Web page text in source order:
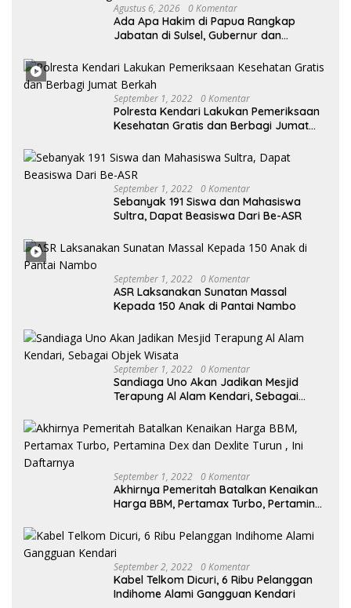
Agustus 6, 2026 0 Komentar
Ada Apa Hakim di Papua Rangkap
Jabatan di Sulsel, Gubernur dan
Desak KY – MA Turun Tangan
September 1, 2022 0 Komentar
Polresta Kendari Lakukan Pemeriksaan
Kesehatan Gratis dan Berbagi Jumat
September 1, 2022 0 Komentar
Sebanyak 191 Siswa dan Mahasiswa
Sultra, Dapat Beasiswa Dari Be-ASR
September 1, 2022 0 Komentar
ASR Laksanakan Sunatan Massal
Kepada 150 Anak di Pantai Nambo
September 1, 2022 0 Komentar
Sandiaga Uno Akan Jadikan Mesjid
Terapung Al Alam Kendari, Sebagai
September 1, 2022 0 Komentar
Akhirnya Pemeritah Batalkan Kenaikan
Harga BBM, Pertamax Turbo, Pertamina
September 2, 2022 0 Komentar
Kabel Telkom Dicuri, 6 Ribu Pelanggan
Indihome Alami Gangguan Kendari